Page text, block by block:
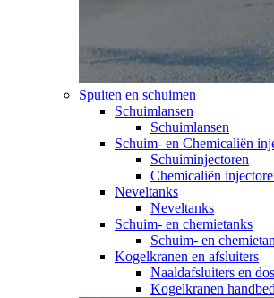
Spuiten en schuimen
Schuimlansen
Schuimlansen
Schuim- en Chemicaliën
Schuiminjectoren
Chemicaliën
Neveltanks
Neveltanks
Schuim- en chemietanks
Schuim- en
Kogelkranen en afsluiters
Naaldafsluiters en
Kogelkranen